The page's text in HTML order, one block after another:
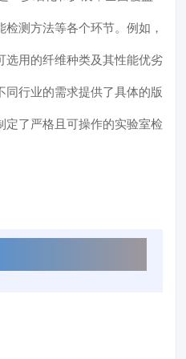
测方法等各个环节。例如，
选用的纤维种类及其性能优劣
同行业的需求提供了具体的版
定了严格且可操作的实验室检